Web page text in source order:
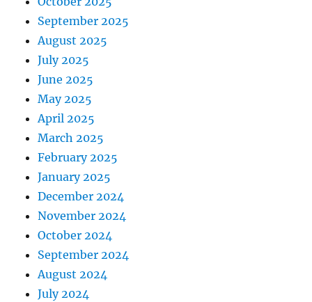
September 2025
August 2025
July 2025
June 2025
May 2025
April 2025
March 2025
February 2025
January 2025
December 2024
November 2024
October 2024
September 2024
August 2024
July 2024